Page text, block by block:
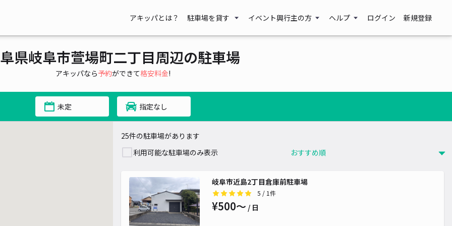
アキッパとは？ 駐車場を貸す イベント興行主の方 ヘルプ ログイン 新規登録
県岐阜市萱場町二丁目周辺の駐車場
アキッパなら予約ができて格安料金!
未定 指定なし
¥ 500~ ¥ 900~
¥ 300~
25件の駐車場があります
利用可能な駐車場のみ表示
岐阜市近島2丁目倉庫前駐車場
5 / 1件
¥500〜 / 日